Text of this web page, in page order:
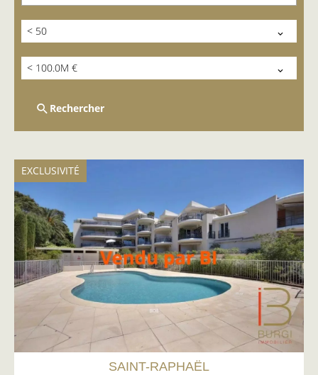
< 50
< 100.0M €
Rechercher
SAINT-RAPHAËL
EXCLUSIVITÉ